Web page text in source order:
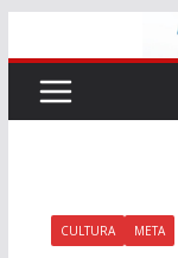
al
contenido
CULTURA META